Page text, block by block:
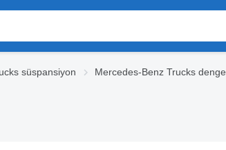
süspansiyon Mercedes-Benz Trucks